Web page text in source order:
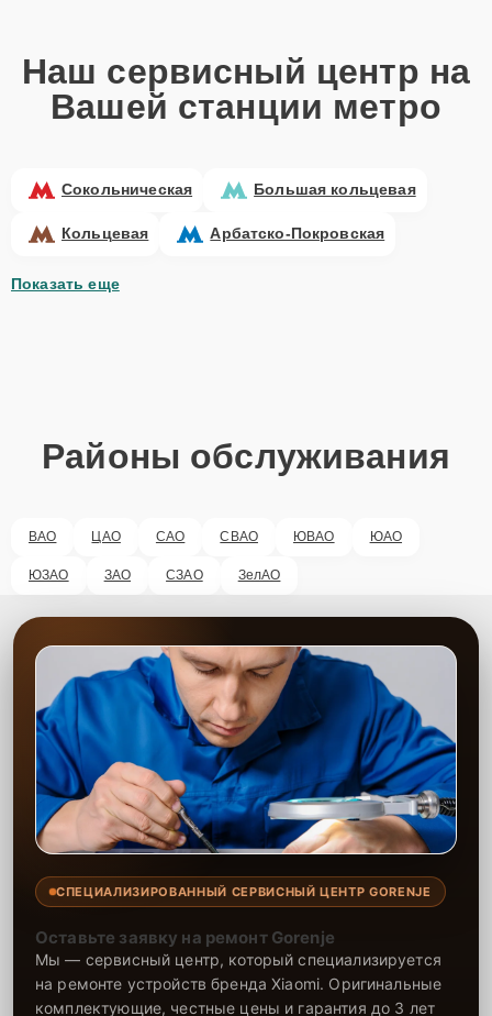
Наш сервисный центр на
Вашей станции метро
Сокольническая Большая кольцевая
Кольцевая Арбатско-Покровская
Показать еще
Районы обслуживания
ВАО ЦАО САО СВАО ЮВАО ЮАО
ЮЗАО ЗАО СЗАО ЗелАО
СПЕЦИАЛИЗИРОВАННЫЙ СЕРВИСНЫЙ ЦЕНТР GORENJE
Оставьте заявку на ремонт Gorenje
Мы — сервисный центр, который специализируется
на ремонте устройств бренда Xiaomi. Оригинальные
комплектующие, честные цены и гарантия до 3 лет